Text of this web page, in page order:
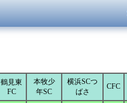
鶴見東
FC
本牧少
年SC
横浜SCつ
ばさ
CFC